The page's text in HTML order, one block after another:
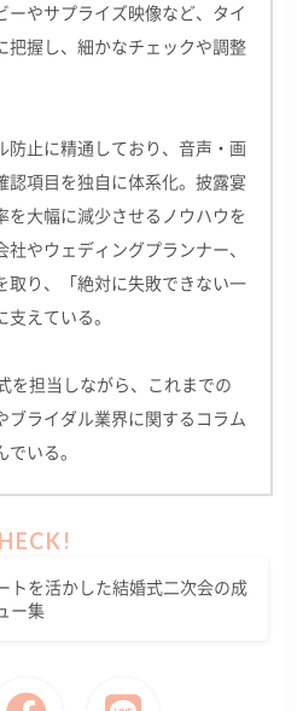
ーやサプライズ映像など、タイ
把握し、細かなチェックや調整
防止に精通しており、音声・画
認項目を独自に体系化。披露宴
を大幅に減少させるノウハウを
やウェディングプランナー、
取り、「絶対に失敗できない一
えている。
を担当しながら、これまでの
ブライダル業界に関するコラム
いる。
トを活かした結婚式二次会の成
ー集